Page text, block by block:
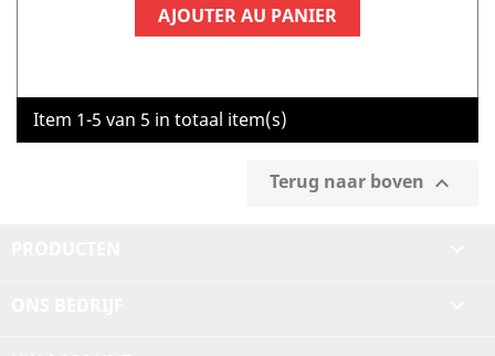
AJOUTER AU PANIER
Item 1-5 van 5 in totaal item(s)
Terug naar boven 